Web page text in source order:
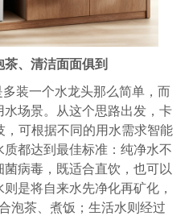
、清洁面面俱到
装一个水龙头那么简单，而
场景。从这个思路出发，卡
可根据不同的用水需求智能
都达到最佳标准：纯净水不
病毒，既适合直饮，也可以
是将自来水先净化再矿化，
泡茶、煮饭；生活水则经过